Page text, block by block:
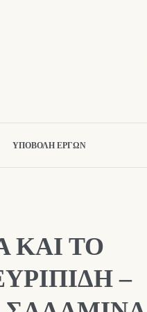
ΥΠΟΒΟΛΗ ΕΡΓΩΝ
ΚΑΙ ΤΟ
–